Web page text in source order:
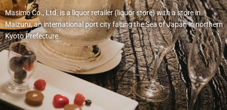
Masimo Co., Ltd. is a liquor retailer (liquor store) with a store in
Maizuru, an international port city facing the Sea of ​​Japan in northern
Kyoto Prefecture.